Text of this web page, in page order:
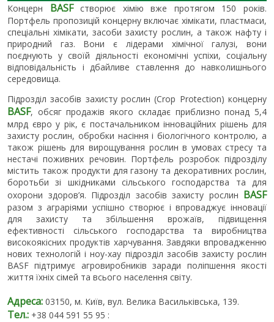
Концерн BASFстворює хімію вже протягом 150 років.
Портфель пропозицій концерну включає хімікати, пластмаси,
спеціальні хімікати, засоби захисту рослин, а також нафту і
природний газ. Вони є лідерами хімічної галузі, вони
поєднують у своїй діяльності економічні успіхи, соціальну
відповідальність і дбайливе ставлення до навколишнього
середовища.
Підрозділ засобів захисту рослин (Crop Protection) концерну
BASF, обсяг продажів якого складає приблизно понад 5,4
млрд євро у рік, є постачальником інноваційних рішень для
захисту рослин, обробки насіння і біологічного контролю, а
також рішень для вирощування рослин в умовах стресу та
нестачі поживних речовин. Портфель розробок підрозділу
містить також продукти для газону та декоративних рослин,
боротьби зі шкідниками сільського господарства та для
охорони здоров’я. Підрозділ засобів захисту рослин BASF
разом з аграріями успішно створює і впроваджує інновації
для захисту та збільшення врожаїв, підвищення
ефективності сільського господарства та виробництва
високоякісних продуктів харчування. Завдяки впровадженню
нових технологій і ноу-хау підрозділ засобів захисту рослин
BASF підтримує агровиробників заради поліпшення якості
життя їхніх сімей та всього населення світу.
Адреса: 03150, м. Київ, вул. Велика Васильківська, 139.
Тел.: +38 044 591 55 95 :